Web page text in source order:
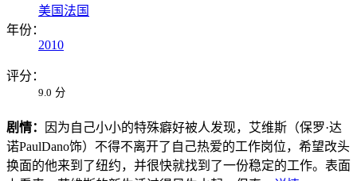
美国法国
年份：
2010
评分：
9.0 分
剧情：
因为自己小小的特殊癖好被人发现，艾维斯（保罗·达
诺PaulDano饰）不得不离开了自己热爱的工作岗位，希望改头
换面的他来到了纽约，并很快就找到了一份稳定的工作。表面